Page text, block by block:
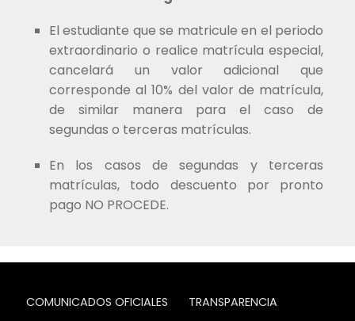
El estudiante que se matricule en el periodo
extraordinario o realice matrícula especial,
cancelará un valor adicional que
corresponde al 10% del valor de matrícula,
de similar manera para el caso de
segundas o terceras matrículas.
En los casos de segundas y terceras
matrículas, todo descuento por pronto
pago NO PROCEDE.
COMUNICADOS OFICIALES TRANSPARENCIA